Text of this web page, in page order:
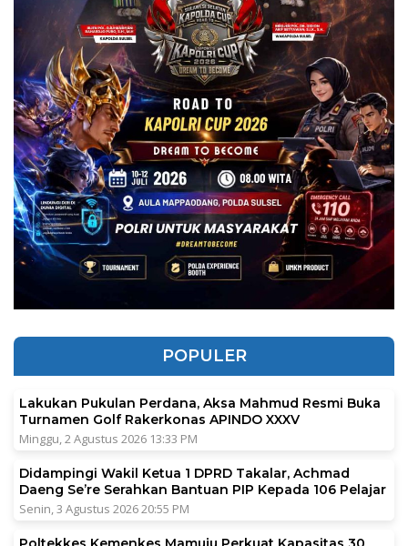
POPULER
Lakukan Pukulan Perdana, Aksa Mahmud Resmi Buka
Turnamen Golf Rakerkonas APINDO XXXV
Minggu, 2 Agustus 2026 13:33 PM
Didampingi Wakil Ketua 1 DPRD Takalar, Achmad
Daeng Se’re Serahkan Bantuan PIP Kepada 106 Pelajar
Senin, 3 Agustus 2026 20:55 PM